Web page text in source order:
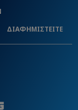
ΔΙΑΦΗΜΙΣΤΕΙΤΕ